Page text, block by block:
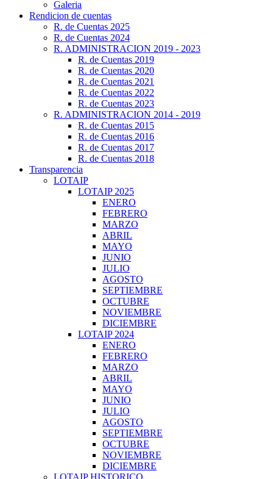
Galeria
Rendicion de cuentas
R. de Cuentas 2025
R. de Cuentas 2024
R. ADMINISTRACION 2019 - 2023
R. de Cuentas 2019
R. de Cuentas 2020
R. de Cuentas 2021
R. de Cuentas 2022
R. de Cuentas 2023
R. ADMINISTRACION 2014 - 2019
R. de Cuentas 2015
R. de Cuentas 2016
R. de Cuentas 2017
R. de Cuentas 2018
Transparencia
LOTAIP
LOTAIP 2025
ENERO
FEBRERO
MARZO
ABRIL
MAYO
JUNIO
JULIO
AGOSTO
SEPTIEMBRE
OCTUBRE
NOVIEMBRE
DICIEMBRE
LOTAIP 2024
ENERO
FEBRERO
MARZO
ABRIL
MAYO
JUNIO
JULIO
AGOSTO
SEPTIEMBRE
OCTUBRE
NOVIEMBRE
DICIEMBRE
LOTAIP HISTORICO